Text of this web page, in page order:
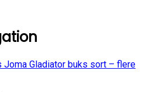
Joma Gladiator buks sort – flere